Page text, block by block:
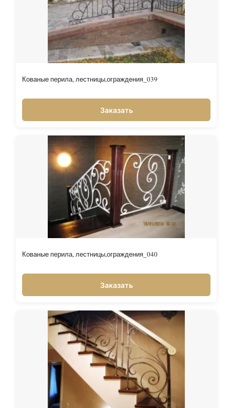
Кованые перила, лестницы,ограждения_039
Заказать
Кованые перила, лестницы,ограждения_040
Заказать